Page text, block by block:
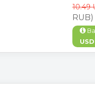
10.49
RUB)